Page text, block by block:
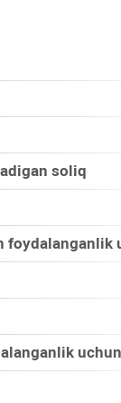
soliq
foydalanganlik